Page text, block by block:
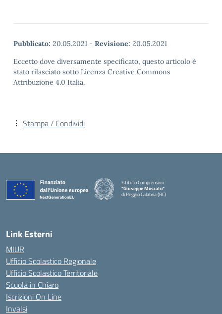
Pubblicato: 20.05.2021 - Revisione: 20.05.2021
Eccetto dove diversamente specificato, questo articolo è
stato rilasciato sotto Licenza Creative Commons
Attribuzione 4.0 Italia.
Stampa / Condividi
Istituto Comprensivo
"Giuseppe Moscato"
di Reggio Calabria (RC)
— Visita la pagina iniziale della scuola
Link Esterni
MIUR
Ufficio Scolastico Regionale
Ufficio Scolastico Territoriale
Scuola in Chiaro
Iscrizioni On Line
Invalsi